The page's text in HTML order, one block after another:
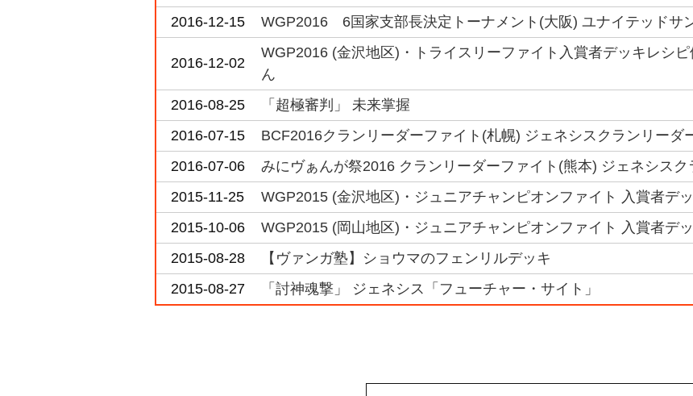
2016-12-15
WGP2016 6国家支部長決定トーナメント(大阪) ユナイテッドサ
2016-12-02
WGP2016 (金沢地区)・トライスリーファイト入賞者デッキレシ
ん
2016-08-25
「超極審判」 未来掌握
2016-07-15
BCF2016クランリーダーファイト(札幌) ジェネシスクランリーダ
2016-07-06
みにヴぁんが祭2016 クランリーダーファイト(熊本) ジェネシス
2015-11-25
WGP2015 (金沢地区)・ジュニアチャンピオンファイト 入賞者
2015-10-06
WGP2015 (岡山地区)・ジュニアチャンピオンファイト 入賞者
2015-08-28
【ヴァンガ塾】ショウマのフェンリルデッキ
2015-08-27
「討神魂撃」 ジェネシス「フューチャー・サイト」